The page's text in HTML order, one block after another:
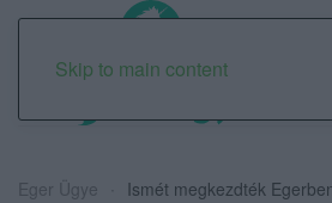
Skip to main content
Eger Ügye
Ismét megkezdték